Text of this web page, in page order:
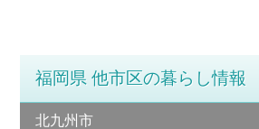
福岡県 他市区の暮らし情報
北九州市